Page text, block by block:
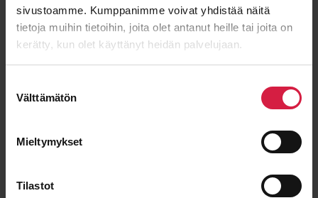
sivustoamme. Kumppanimme voivat yhdistää näitä
tietoja muihin tietoihin, joita olet antanut heille tai joita on
kerätty, kun olet käyttänyt heidän palvelujaan.
valinta
Välttämätön
Mieltymykset
Tilastot